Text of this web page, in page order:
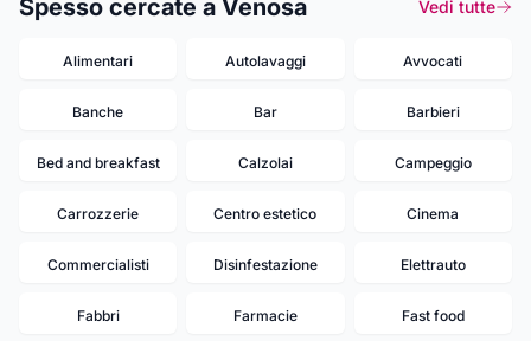
Spesso cercate a Venosa Vedi tutte
Alimentari Autolavaggi Avvocati
Banche Bar Barbieri
Bed and breakfast Calzolai Campeggio
Carrozzerie Centro estetico Cinema
Commercialisti Disinfestazione Elettrauto
Fabbri Farmacie Fast food